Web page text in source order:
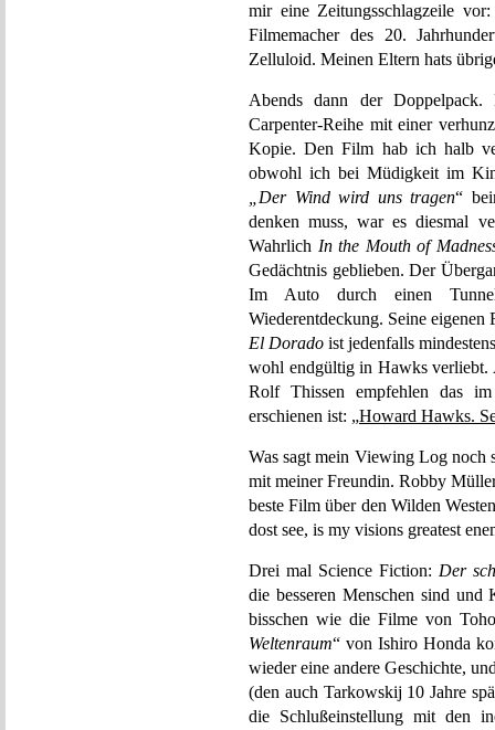
mir eine Zeitungsschlagzeile
Filmemacher des 20.
Zelluloid. Meinen Eltern hats
Abends dann der
Carpenter-Reihe mit einer
Kopie. Den Film hab ich halb
obwohl ich bei Müdigkeit im
„Der Wind wird uns tragen“
denken muss, war es diesmal
Wahrlich In the Mouth of
Gedächtnis geblieben. Der
Im Auto durch einen
Wiederentdeckung. Seine
El Dorado ist jedenfalls
wohl endgültig in Hawks verliebt.
Rolf Thissen empfehlen das
erschienen ist: „Howard Hawks.
Was sagt mein Viewing Log noch
mit meiner Freundin. Robby
beste Film über den Wilden
dost see, is my visions greatest
Drei mal Science Fiction: Der
die besseren Menschen sind
bisschen wie die Filme von
Weltenraum“ von Ishiro Honda
wieder eine andere Geschichte,
(den auch Tarkowskij 10 Jahre
die Schlußeinstellung mit den